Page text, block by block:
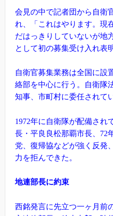
会見の中で記者団から自衛
れ、「これはやります。現
だはっきりしていないが地
として初の募集受け入れ表
自衛官募集業務は全国に設
絡部を中心に行う。自衛隊
知事、市町村に委任されて
1972年に自衛隊が配備され
長・平良良松那覇市長、72
党、復帰協などが強く反発
力を拒んできた。
地連部長に約束
西銘発言に先立つ一ヶ月前